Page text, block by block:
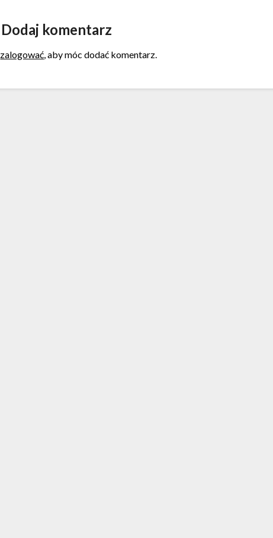
Dodaj komentarz
zalogować, aby móc dodać komentarz.